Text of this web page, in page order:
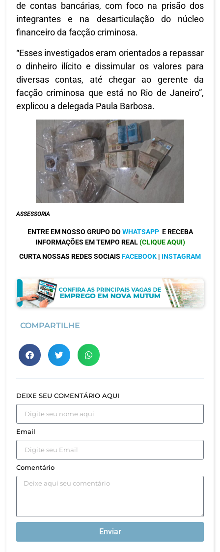
de contas bancárias, com foco na prisão dos
integrantes e na desarticulação do núcleo
financeiro da facção criminosa.
“Esses investigados eram orientados a repassar
o dinheiro ilícito e dissimular os valores para
diversas contas, até chegar ao gerente da
facção criminosa que está no Rio de Janeiro”,
explicou a delegada Paula Barbosa.
ASSESSORIA
ENTRE EM NOSSO GRUPO DO WHATSAPP E RECEBA
INFORMAÇÕES EM TEMPO REAL(CLIQUE AQUI)
CURTA NOSSAS REDES SOCIAIS FACEBOOK | INSTAGRAM
COMPARTILHE
DEIXE SEU COMENTÁRIO AQUI
Email
Comentário
Enviar